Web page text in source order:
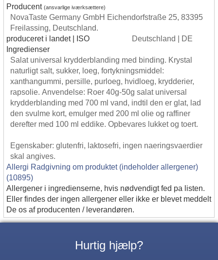
Producent (ansvarlige iværksættere)
NovaTaste Germany GmbH Eichendorfstraße 25, 83395
Freilassing, Deutschland.
produceret i landet | ISO
Deutschland | DE
Ingredienser
Salat universal krydderblanding med binding. Krystal
naturligt salt, sukker, loeg, fortykningsmiddel:
xanthangummi, persille, purloeg, hvidloeg, krydderier,
rapsolie. Anvendelse: Roer 40g-50g salat universal
krydderblanding med 700 ml vand, indtil den er glat, lad
den svulme kort, emulger med 200 ml olie og raffiner
derefter med 100 ml eddike. Opbevares lukket og toert.
Egenskaber: glutenfri, laktosefri, ingen naeringsvaerdier
skal angives.
Allergi Radgivning om produktet (indeholder allergener)
(10895)
Allergener i ingredienserne, hvis nødvendigt fed pa listen.
Eller findes der ingen allergener eller ikke er blevet meddelt
De os af producenten / leverandøren.
Hurtig hjælp?